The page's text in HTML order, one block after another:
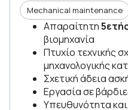
Mechanical maintenance
Απαραίτητη
βιομηχανία
Πτυχίο τεχνικής
μηχανολογικής
Σχετική άδεια
Εργασία σε
Υπευθυνότητα